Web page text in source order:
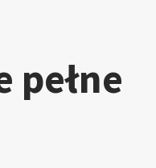
pełne